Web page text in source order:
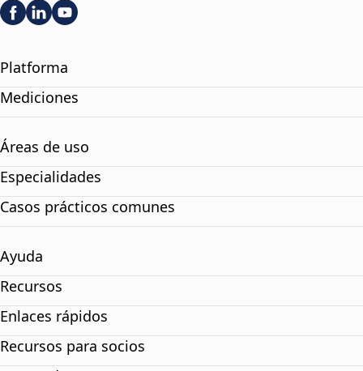
Platforma
Mediciones
Áreas de uso
Especialidades
Casos prácticos comunes
Ayuda
Recursos
Enlaces rápidos
Recursos para socios